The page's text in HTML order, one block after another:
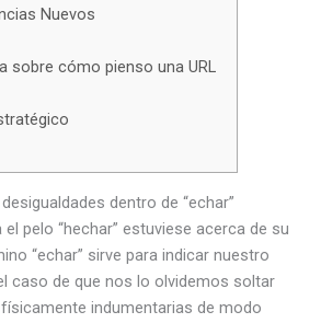
Nuevos
sobre cómo pienso una URL
dentro de “echar”
pelo “hechar” estuviese acerca de su
“echar” sirve para indicar nuestro
caso de que nos lo olvidemos soltar
indumentarias de modo